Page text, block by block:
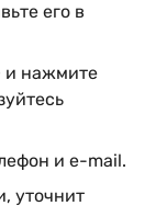
его в
и нажмите
и e-mail.
уточнит